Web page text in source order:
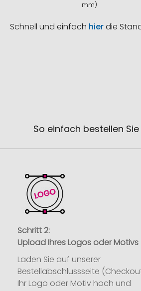
mm)
Schnell und einfach hierdie
So einfach bestellen
Schritt 2:
Upload Ihres Logos oder Motivs
Laden Sie auf unserer
Bestellabschlussseite
Ihr Logo oder Motiv hoch und